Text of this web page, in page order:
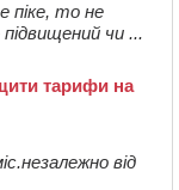
піке, то не
чи ...
тарифи на
від